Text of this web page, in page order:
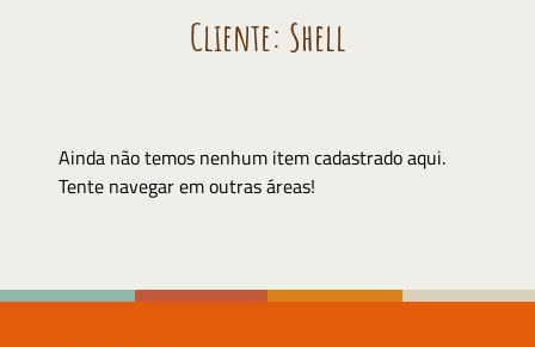
Cliente: Shell
Ainda não temos nenhum item cadastrado aqui.
Tente navegar em outras áreas!